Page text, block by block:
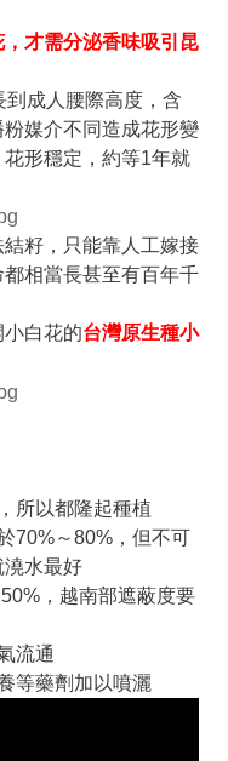
才需分泌香味吸引昆
成人腰際高度，含
媒介不同造成花形變
形穩定，約等1年就
籽，只能靠人工嫁接
相當長甚至有百年千
白花的台灣原生種小
所以都隆起種植
70%～80%，但不可
澆水最好
50%，越南部遮蔽度要
流通
等藥劑加以噴灑